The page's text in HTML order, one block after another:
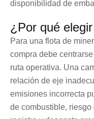
disponibilidad de
¿Por qué
Para una flota de
compra debe
ruta operativa. Una
relación de eje
emisiones incorrecta
de combustible,